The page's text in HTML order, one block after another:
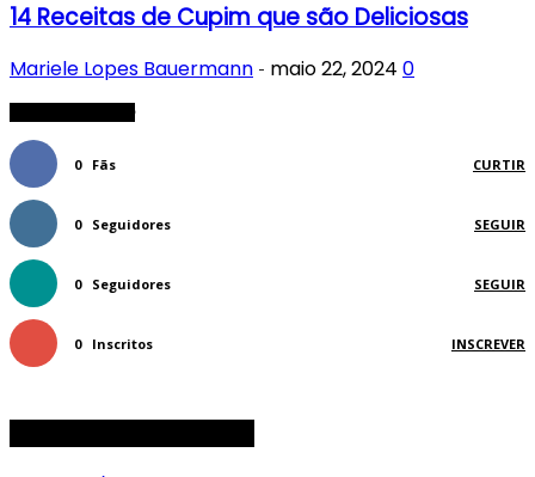
14 Receitas de Cupim que são Deliciosas
Mariele Lopes Bauermann - maio 22, 2024 0
0 Fãs CURTIR
0 Seguidores SEGUIR
0 Seguidores SEGUIR
0 Inscritos INSCREVER